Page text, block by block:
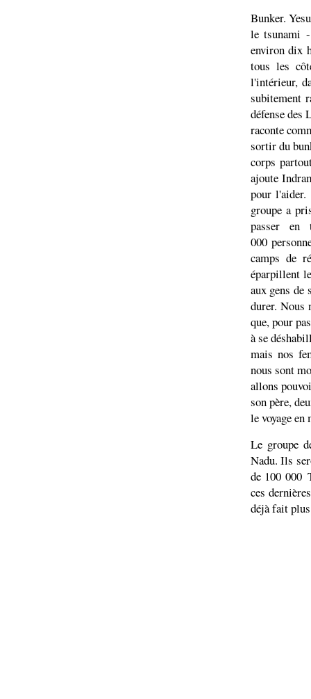
Bunker.
le tsunami
environ dix
tous les
l'intérieur,
subitement
défense des
raconte
sortir du
corps
ajoute
pour l'aider.
groupe a
passer en
000
camps de
éparpillent
aux gens de
durer. Nous
que, pour
à se
mais nos
nous sont
allons
son père,
le voyage
Le groupe
Nadu. Ils
de 100 000
ces
déjà fait